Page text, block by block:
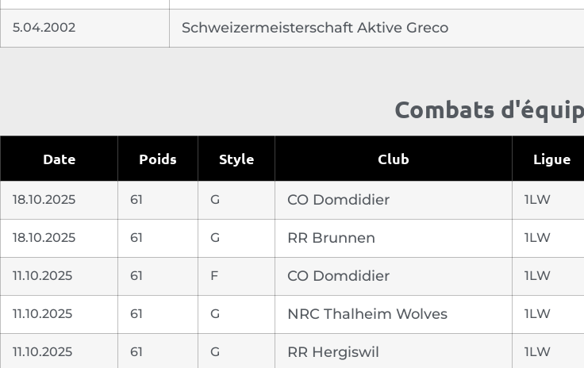
5.04.2002 Schweizermeisterschaft Aktive Greco
Combats
Date Poids Style Club Ligue
18.10.2025 61 G CO Domdidier 1LW
18.10.2025 61 G RR Brunnen 1LW
11.10.2025 61 F CO Domdidier 1LW
11.10.2025 61 G NRC Thalheim Wolves 1LW
11.10.2025 61 G RR Hergiswil 1LW